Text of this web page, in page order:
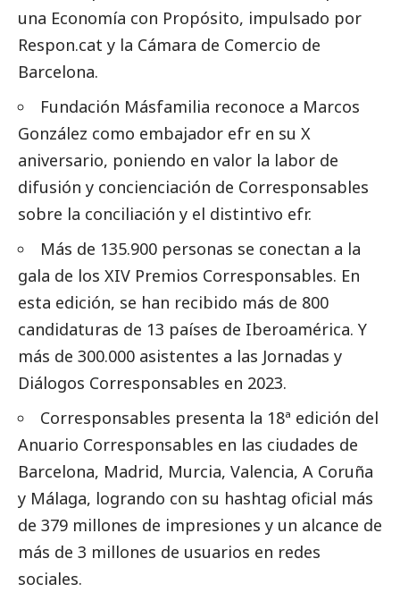
una Economía con Propósito, impulsado por
Respon.cat y la Cámara de Comercio de
Barcelona.
Fundación Másfamilia reconoce a Marcos
González como embajador efr en su X
aniversario, poniendo en valor la labor de
difusión y concienciación de Corresponsables
sobre la conciliación y el distintivo efr.
Más de 135.900 personas se conectan a la
gala de los XIV Premios Corresponsables. En
esta edición, se han recibido más de 800
candidaturas de 13 países de Iberoamérica. Y
más de 300.000 asistentes a las Jornadas y
Diálogos Corresponsables en 2023.
Corresponsables presenta la 18ª edición del
Anuario Corresponsables en las ciudades de
Barcelona, Madrid, Murcia, Valencia, A Coruña
y Málaga, logrando con su hashtag oficial más
de 379 millones de impresiones y un alcance de
más de 3 millones de usuarios en redes
sociales.